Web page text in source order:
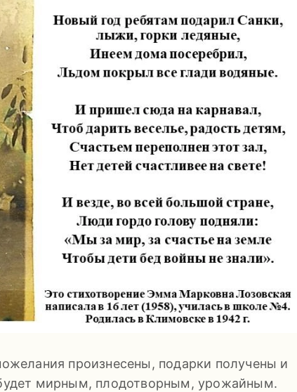
произнесены, подарки получены и
мирным, плодотворным, урожайным.